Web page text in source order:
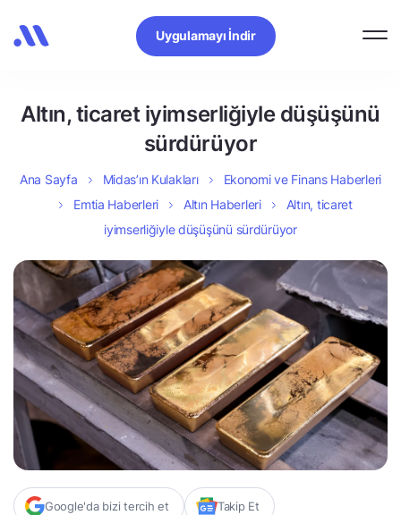
Uygulamayı İndir
Altın, ticaret iyimserliğiyle düşüşünü
sürdürüyor
Ana Sayfa Midas’ın Kulakları
Ekonomi ve Finans Haberleri
Emtia Haberleri
Altın Haberleri
Altın, ticaret
iyimserliğiyle düşüşünü sürdürüyor
Google'da bizi tercih et Takip Et